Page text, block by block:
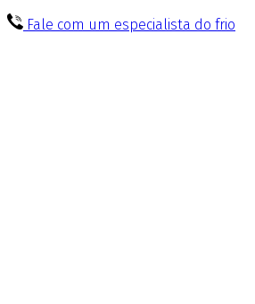
Fale com um especialista do frio